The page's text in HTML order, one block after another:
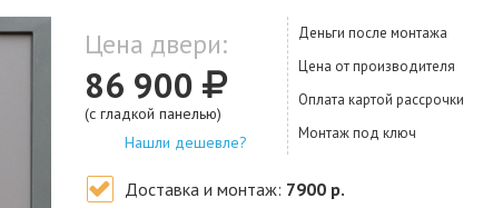
Цена двери:
86 900
(с гладкой панелью)
Нашли дешевле?
Деньги после монтажа
Цена от производителя
Оплата картой рассрочки
Монтаж под ключ
Доставка и монтаж: 7900 р.